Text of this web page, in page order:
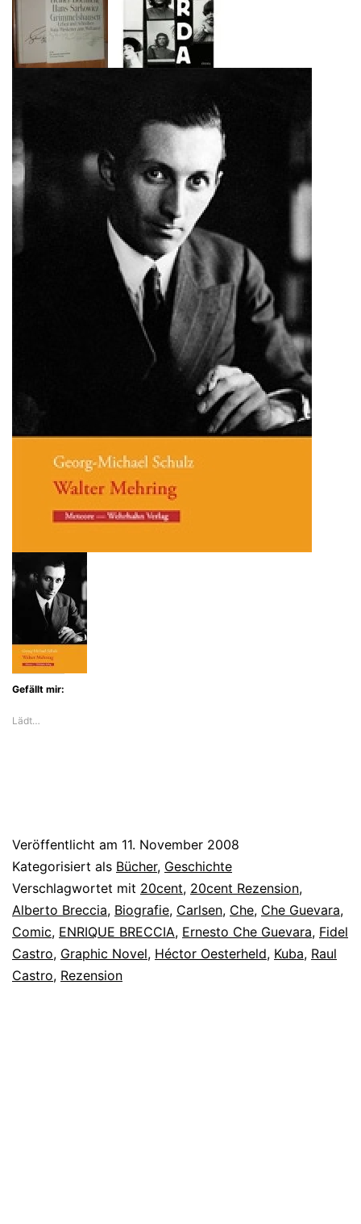
Gefällt mir:
Lädt…
Veröffentlicht am 11. November 2008
Kategorisiert als Bücher, Geschichte
Verschlagwortet mit 20cent, 20cent Rezension,
Alberto Breccia, Biografie, Carlsen, Che, Che Guevara,
Comic, ENRIQUE BRECCIA, Ernesto Che Guevara, Fidel
Castro, Graphic Novel, Héctor Oesterheld, Kuba, Raul
Castro, Rezension